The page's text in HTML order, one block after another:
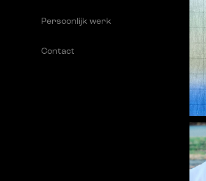
Persoonlijk werk
Contact